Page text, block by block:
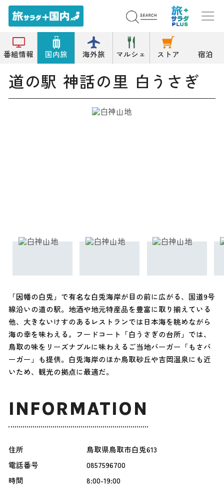
番組情報 国内旅 海外旅 マルシェ ストア 宿泊
トップ 道の駅 道の駅 神話の里 白うさぎ
道の駅 神話の里 白うさぎ
「因幡の白兎」で有名な白兎海岸が目の前に広がる、国道9号
線沿いの道の駅。地酒や地元特産品を豊富に取り揃えている
他、大きないけすのあるレストランでは日本海を眺めながら
海の幸を味わえる。フードコート「白うさぎの台所」では、
鳥取の味をリーズナブルに味わえるご当地バーガー「もさバ
ーガー」も提供。白兎海岸のほか鳥取砂丘や吉岡温泉にも近
いため、観光の拠点に最適だ。
INFORMATION
住所
鳥取県鳥取市白兎613
電話番号
0857596700
時間
8:00-19:00